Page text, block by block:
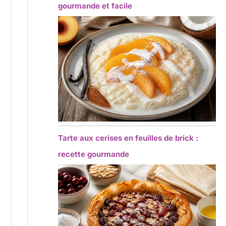
gourmande et facile
Tarte aux cerises en feuilles de brick :
recette gourmande